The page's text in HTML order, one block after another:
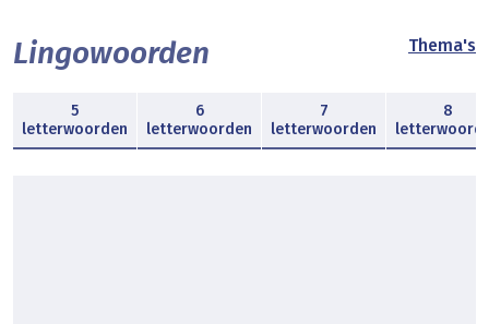
Lingowoorden Thema's
5
letterwoorden
6
letterwoorden
7
letterwoorden
8